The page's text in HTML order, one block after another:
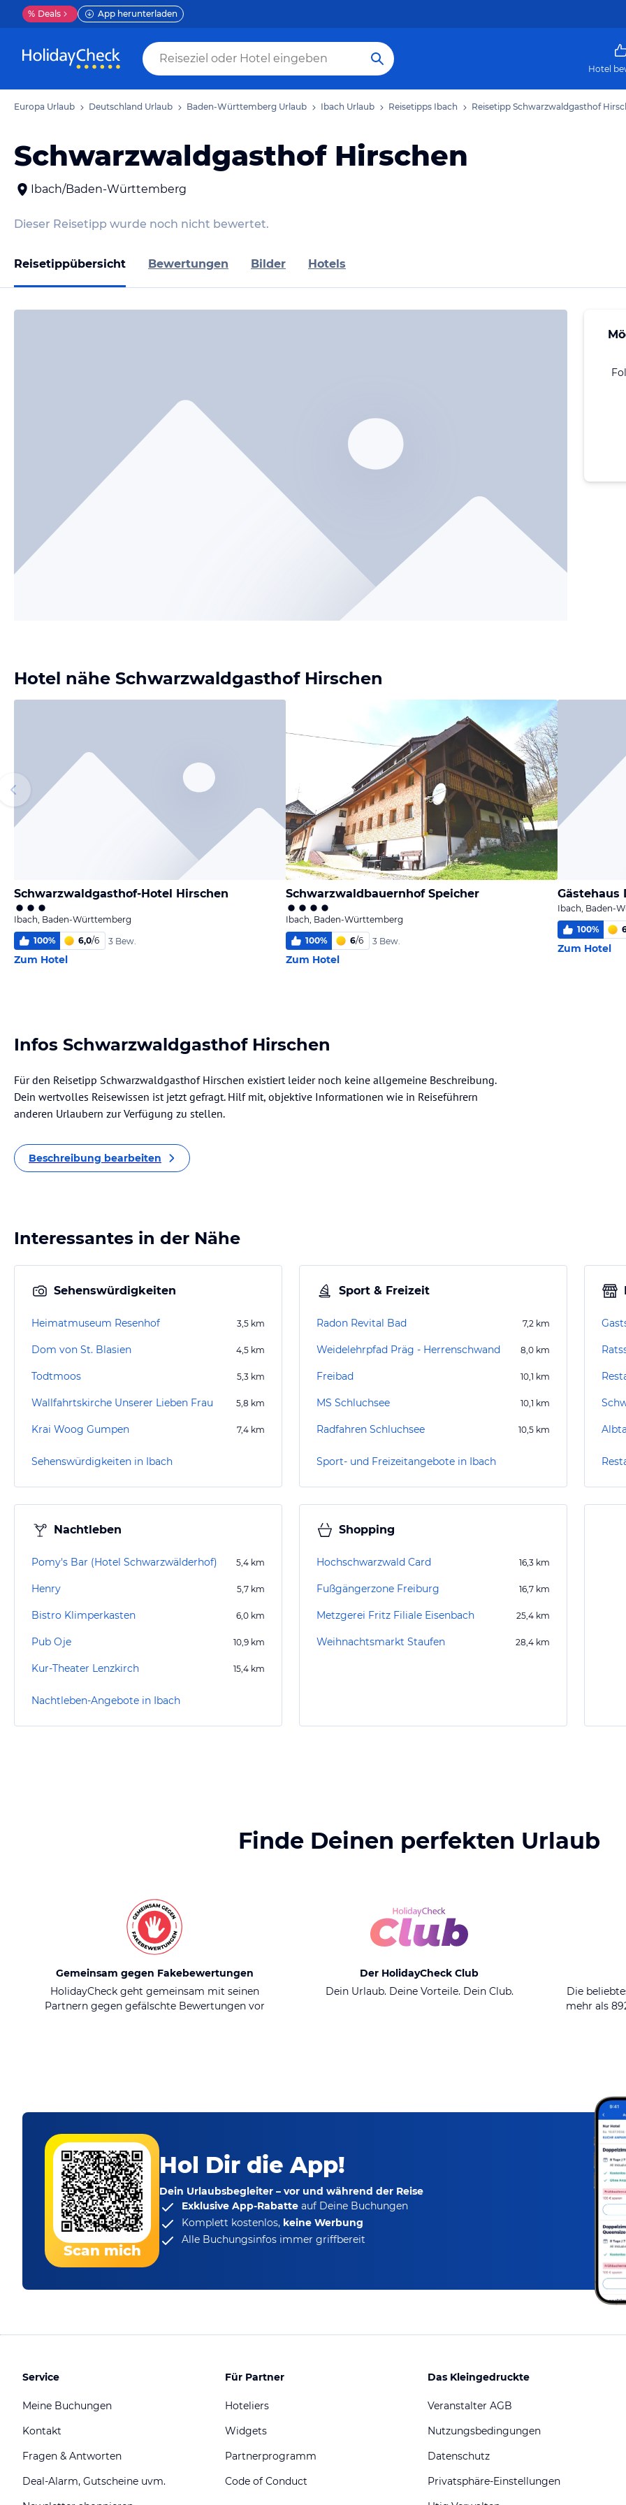
% Deals App herunterladen
Hotel
Europa Urlaub Deutschland Urlaub Baden-Württemberg Urlaub Ibach Urlaub Reisetipps Ibach Reisetipp Schwarzwaldgasthof
Schwarzwaldgasthof Hirschen
Ibach/Baden-Württemberg
Dieser Reisetipp wurde noch nicht bewertet.
Reisetippübersicht Bewertungen Bilder Hotels
Hotel nähe Schwarzwaldgasthof Hirschen
Schwarzwaldgasthof-Hotel Hirschen
Ibach, Baden-Württemberg
100% 6,0/6 3 Bew.
Zum Hotel
Schwarzwaldbauernhof Speicher
Ibach, Baden-Württemberg
100% 6/6 3 Bew.
Zum Hotel
Gästehaus
Ibach, Baden-
100%
Zum Hotel
Infos Schwarzwaldgasthof Hirschen
Für den Reisetipp Schwarzwaldgasthof Hirschen existiert leider noch keine allgemeine Beschreibung.
Dein wertvolles Reisewissen ist jetzt gefragt. Hilf mit, objektive Informationen wie in Reiseführern
anderen Urlaubern zur Verfügung zu stellen.
Beschreibung bearbeiten
Interessantes in der Nähe
Sehenswürdigkeiten
Heimatmuseum Resenhof 3,5 km
Dom von St. Blasien 4,5 km
Todtmoos 5,3 km
Wallfahrtskirche Unserer Lieben Frau 5,8 km
Krai Woog Gumpen 7,4 km
Sehenswürdigkeiten in Ibach
Sport & Freizeit
Radon Revital Bad 7,2 km
Weidelehrpfad Präg - Herrenschwand 8,0 km
Freibad 10,1 km
MS Schluchsee 10,1 km
Radfahren Schluchsee 10,5 km
Sport- und Freizeitangebote in Ibach
Nachtleben
Pomy's Bar (Hotel Schwarzwälderhof) 5,4 km
Henry 5,7 km
Bistro Klimperkasten 6,0 km
Pub Oje 10,9 km
Kur-Theater Lenzkirch 15,4 km
Nachtleben-Angebote in Ibach
Shopping
Hochschwarzwald Card 16,3 km
Fußgängerzone Freiburg 16,7 km
Metzgerei Fritz Filiale Eisenbach 25,4 km
Weihnachtsmarkt Staufen 28,4 km
Finde Deinen perfekten Urlaub
Gemeinsam gegen Fakebewertungen
HolidayCheck geht gemeinsam mit seinen
Partnern gegen gefälschte Bewertungen vor
Der HolidayCheck Club
Dein Urlaub. Deine Vorteile. Dein Club.
Die
mehr als
Scan mich
Hol Dir die App!
Dein Urlaubsbegleiter – vor und während der Reise
Exklusive App-Rabatte auf Deine Buchungen
Komplett kostenlos, keine Werbung
Alle Buchungsinfos immer griffbereit
Service
Meine Buchungen
Kontakt
Fragen & Antworten
Deal-Alarm, Gutscheine uvm.
Für Partner
Hoteliers
Widgets
Partnerprogramm
Code of Conduct
Das Kleingedruckte
Veranstalter AGB
Nutzungsbedingungen
Datenschutz
Privatsphäre-Einstellungen